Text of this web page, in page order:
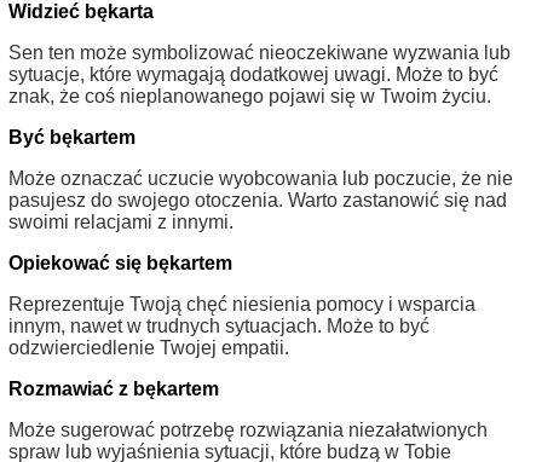
Widzieć bękarta
Sen ten może symbolizować nieoczekiwane wyzwania lub
sytuacje, które wymagają dodatkowej uwagi. Może to być
znak, że coś nieplanowanego pojawi się w Twoim życiu.
Być bękartem
Może oznaczać uczucie wyobcowania lub poczucie, że nie
pasujesz do swojego otoczenia. Warto zastanowić się nad
swoimi relacjami z innymi.
Opiekować się bękartem
Reprezentuje Twoją chęć niesienia pomocy i wsparcia
innym, nawet w trudnych sytuacjach. Może to być
odzwierciedlenie Twojej empatii.
Rozmawiać z bękartem
Może sugerować potrzebę rozwiązania niezałatwionych
spraw lub wyjaśnienia sytuacji, które budzą w Tobie